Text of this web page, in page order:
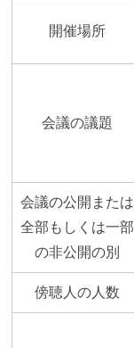
開催場所
会議の議題
会議の公開または
全部もしくは一部
の非公開の別
傍聴人の人数